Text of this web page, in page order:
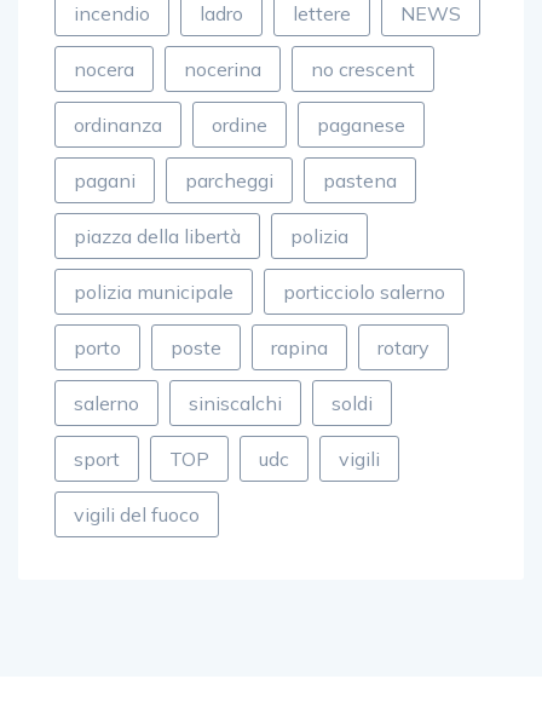
incendio ladro lettere NEWS
nocera nocerina no crescent
ordinanza ordine paganese
pagani parcheggi pastena
piazza della libertà polizia
polizia municipale porticciolo salerno
porto poste rapina rotary
salerno siniscalchi soldi
sport TOP udc vigili
vigili del fuoco